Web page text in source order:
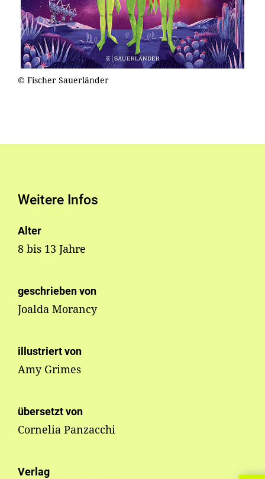
© Fischer Sauerländer
Weitere Infos
Alter
8 bis 13 Jahre
geschrieben von
Joalda Morancy
illustriert von
Amy Grimes
übersetzt von
Cornelia Panzacchi
Verlag